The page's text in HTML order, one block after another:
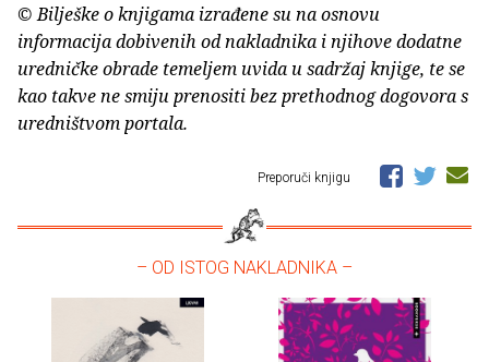
© Bilješke o knjigama izrađene su na osnovu
informacija dobivenih od nakladnika i njihove dodatne
uredničke obrade temeljem uvida u sadržaj knjige, te se
kao takve ne smiju prenositi bez prethodnog dogovora s
uredništvom portala.
Preporuči knjigu
– OD ISTOG NAKLADNIKA –